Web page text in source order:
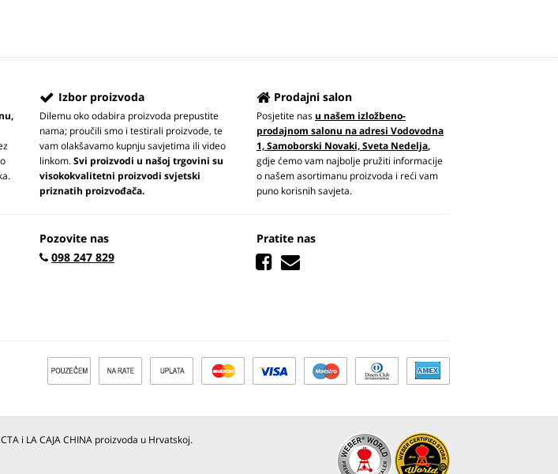
Izbor proizvoda
Dilemu oko odabira proizvoda prepustite
nama; proučili smo i testirali proizvode, te
vam olakšavamo kupnju savjetima ili video
linkom.Svi proizvodi u našoj trgovini su
visokokvalitetni proizvodi svjetski
priznatih proizvođača.
Prodajni salon
Posjetite nasu našem izložbeno-
prodajnom salonu na adresi Vodovodna
1, Samoborski Novaki, Sveta Nedelja,
gdje ćemo vam najbolje pružiti informacije
o našem asortimanu proizvoda i reći vam
puno korisnih savjeta.
Pozovite nas
098 247 829
Pratite nas
i LA CAJA CHINA proizvoda u Hrvatskoj.